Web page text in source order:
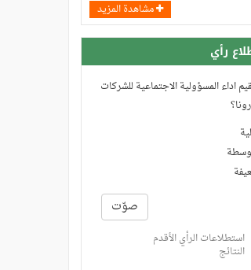
مشاهدة المزيد
رأي
اداء المسؤولية الاجتماعية للشركات
صوّت
استطلاعات الرأي الأقدم
النتائج